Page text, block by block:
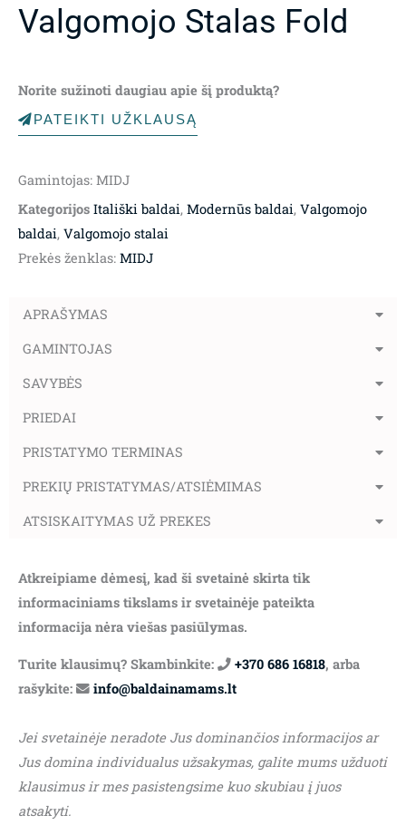
Valgomojo Stalas Fold
Norite sužinoti daugiau apie šį produktą?
PATEIKTI UŽKLAUSĄ
Gamintojas: MIDJ
Kategorijos Itališki baldai, Modernūs baldai, Valgomojo
baldai, Valgomojo stalai
Prekės ženklas: MIDJ
APRAŠYMAS
GAMINTOJAS
SAVYBĖS
PRIEDAI
PRISTATYMO TERMINAS
PREKIŲ PRISTATYMAS/ATSIĖMIMAS
ATSISKAITYMAS UŽ PREKES
Atkreipiame dėmesį, kad ši svetainė skirta tik
informaciniams tikslams ir svetainėje pateikta
informacija nėra viešas pasiūlymas.
Turite klausimų? Skambinkite: +370 686 16818, arba
rašykite:
info@baldainamams.lt
Jei svetainėje neradote Jus dominančios informacijos ar
Jus domina individualus užsakymas, galite mums užduoti
klausimus ir mes pasistengsime kuo skubiau į juos
atsakyti.